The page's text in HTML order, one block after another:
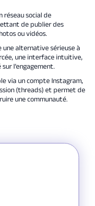
réseau social de
de publier des
ou vidéos.
une alternative sérieuse à
une interface intuitive,
l’engagement.
via un compte Instagram,
(threads) et permet de
une communauté.